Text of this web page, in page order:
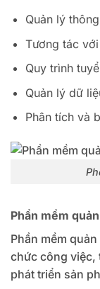
Quản lý
Tương tác
Quy trình
Quản lý dữ
Phân tích và
Phần mềm
Phần mềm quản
chức công việc,
phát triển sản